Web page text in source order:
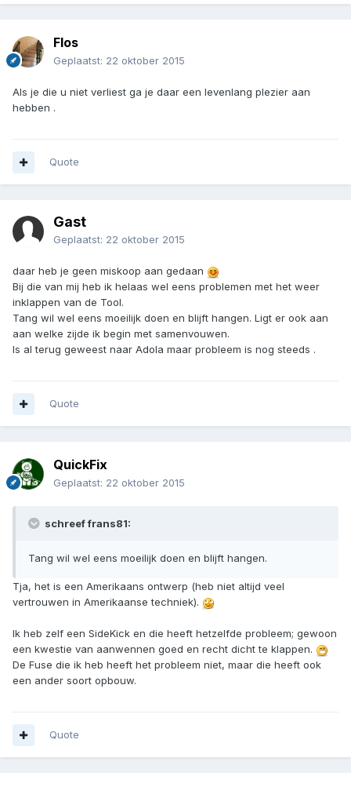
Flos
Geplaatst: 22 oktober 2015
Als je die u niet verliest ga je daar een levenlang plezier aan
hebben .
Quote
Gast
Geplaatst: 22 oktober 2015
daar heb je geen miskoop aan gedaan
Bij die van mij heb ik helaas wel eens problemen met het weer
inklappen van de Tool.
Tang wil wel eens moeilijk doen en blijft hangen. Ligt er ook aan
aan welke zijde ik begin met samenvouwen.
Is al terug geweest naar Adola maar probleem is nog steeds .
Quote
QuickFix
Geplaatst: 22 oktober 2015
schreef frans81:
Tang wil wel eens moeilijk doen en blijft hangen.
Tja, het is een Amerikaans ontwerp (heb niet altijd veel
vertrouwen in Amerikaanse techniek).
Ik heb zelf een SideKick en die heeft hetzelfde probleem; gewoon
een kwestie van aanwennen goed en recht dicht te klappen.
De Fuse die ik heb heeft het probleem niet, maar die heeft ook
een ander soort opbouw.
Quote